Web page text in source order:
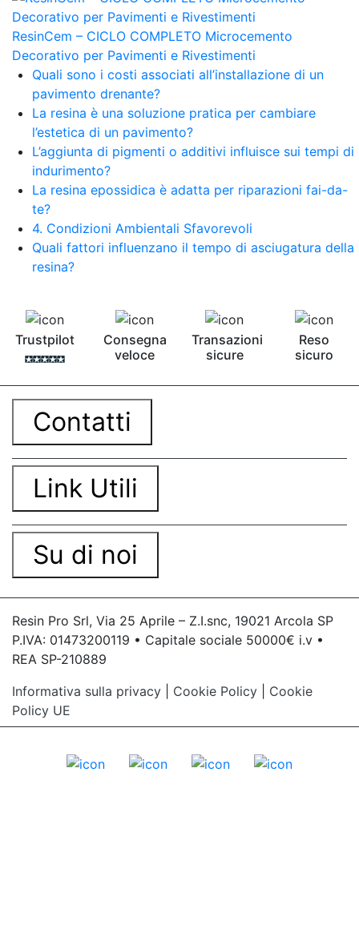
ResinCem – CICLO COMPLETO Microcemento
Decorativo per Pavimenti e Rivestimenti
Quali sono i costi associati all’installazione di un
pavimento drenante?
La resina è una soluzione pratica per cambiare
l’estetica di un pavimento?
L’aggiunta di pigmenti o additivi influisce sui tempi di
indurimento?
La resina epossidica è adatta per riparazioni fai-da-
te?
4. Condizioni Ambientali Sfavorevoli
Quali fattori influenzano il tempo di asciugatura della
resina?
Trustpilot
Consegna
veloce
Transazioni
sicure
Reso
sicuro
Contatti
Link Utili
Su di noi
Resin Pro Srl, Via 25 Aprile – Z.I.snc, 19021 Arcola SP
P.IVA: 01473200119 • Capitale sociale 50000€ i.v •
REA SP-210889
Informativa sulla privacy
Cookie Policy
Cookie
Policy UE